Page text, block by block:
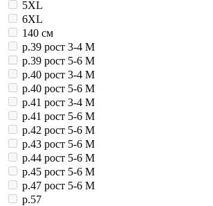
5ХL
6ХL
140 см
р.39 рост 3-4 М
р.39 рост 5-6 М
р.40 рост 3-4 М
р.40 рост 5-6 М
р.41 рост 3-4 М
р.41 рост 5-6 М
р.42 рост 5-6 М
р.43 рост 5-6 М
р.44 рост 5-6 М
р.45 рост 5-6 М
р.47 рост 5-6 М
р.57